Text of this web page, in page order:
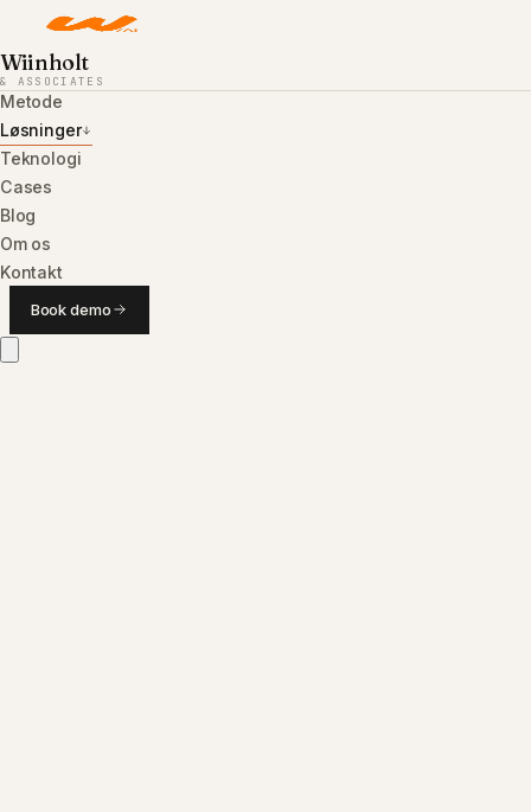
Wiinholt
& ASSOCIATES
Metode
Løsninger
Teknologi
Cases
Blog
Om os
Kontakt
Book demo